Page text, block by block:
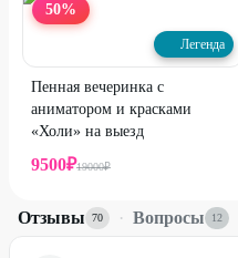
50%
Легенда
Пенная вечеринка с
аниматором и красками
«Холи» на выезд
9500₽19000₽
Отзывы 70 · Вопросы 12